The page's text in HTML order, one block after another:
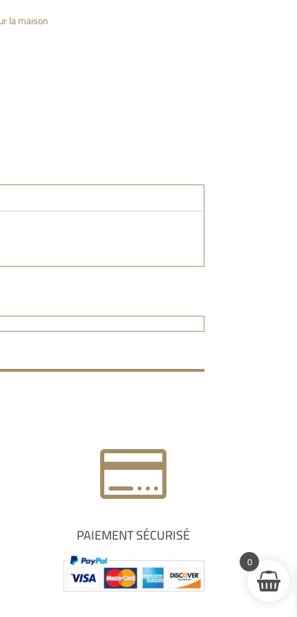
la maison

PAIEMENT SÉCURISÉ
0